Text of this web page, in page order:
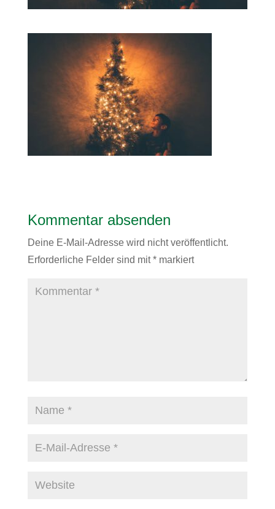
Kommentar absenden
Deine E-Mail-Adresse wird nicht veröffentlicht.
Erforderliche Felder sind mit*markiert